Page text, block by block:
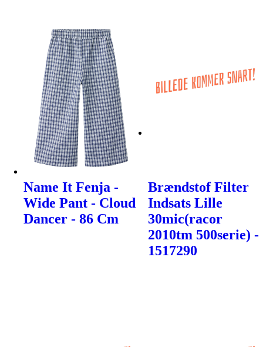
Name It Fenja -
Wide Pant - Cloud
Dancer - 86 Cm
Brændstof Filter
Indsats Lille
30mic(racor
2010tm 500serie) -
1517290